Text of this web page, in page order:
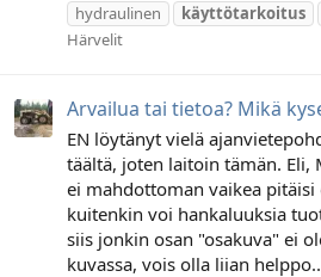
hydraulinen
käyttötarkoitus
Härvelit
Arvailua tai tietoa? Mikä
EN löytänyt vielä
täältä, joten laitoin tämän. Eli,
ei mahdottoman vaikea pitäisi
kuitenkin voi hankaluuksia
siis jonkin osan "osakuva" ei
kuvassa, vois olla liian